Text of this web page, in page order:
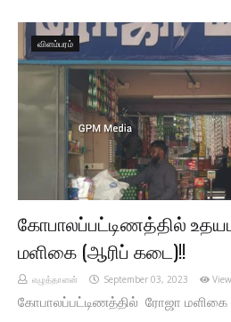
விளம்பரம்
கோபாலப்பட்டிணத்தில்
மளிகை (ஆரிப் கடை)!!
எழுத்தாளன் September 03, 2023
கோபாலப்பட்டிணத்தில் ரோஜா மளிகை